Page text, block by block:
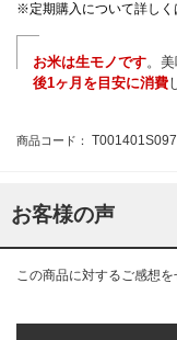
※定期購入について詳し
お米は生モノです。
後1ヶ月を目安に消費
商品コード：
お客様の声
この商品に対するご感想を